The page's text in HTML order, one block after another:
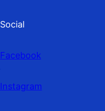
Social
Facebook
Instagram